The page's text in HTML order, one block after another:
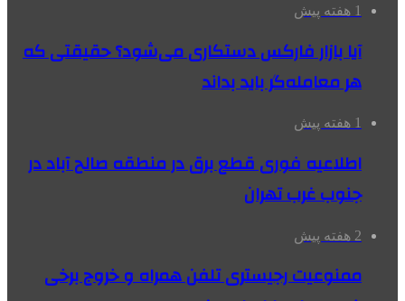
1 هفته پیش
آیا بازار فارکس دستکاری می‌شود؟ حقیقتی که
هر معامله‌گر باید بداند
1 هفته پیش
اطلاعیه فوری قطع برق در منطقه صالح آباد در
جنوب غرب تهران
2 هفته پیش
ممنوعیت رجیستری تلفن همراه و خروج برخی